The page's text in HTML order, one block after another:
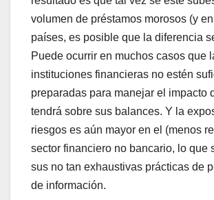
volumen de préstamos morosos (y
países, es posible que la diferencia
Puede ocurrir en muchos casos que
instituciones financieras no estén
preparadas para manejar el impacto
tendrá sobre sus balances. Y la
riesgos es aún mayor en el (menos
sector financiero no bancario, lo que
sus no tan exhaustivas prácticas de
de información.